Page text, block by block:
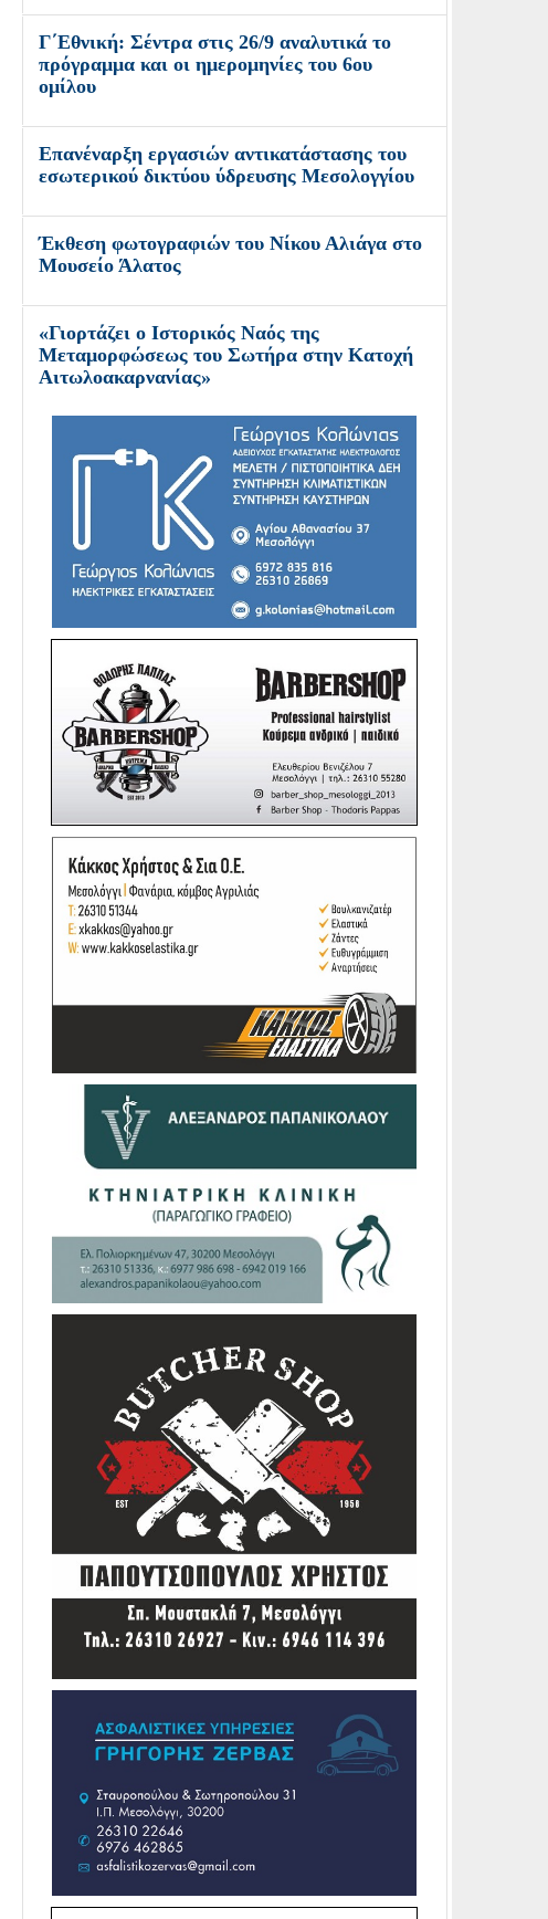
Γ΄Εθνική: Σέντρα στις 26/9 αναλυτικά το
πρόγραμμα και οι ημερομηνίες του 6ου
ομίλου
Επανέναρξη εργασιών αντικατάστασης του
εσωτερικού δικτύου ύδρευσης Μεσολογγίου
Έκθεση φωτογραφιών του Νίκου Αλιάγα στο
Μουσείο Άλατος
«Γιορτάζει ο Ιστορικός Ναός της
Μεταμορφώσεως του Σωτήρα στην Κατοχή
Αιτωλοακαρνανίας»